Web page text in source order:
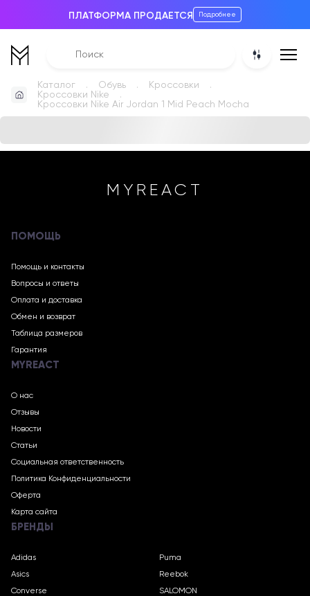
ПЛАТФОРМА ПРОДАЕТСЯ Подробнее
Каталог Обувь
Кроссовки
Кроссовки Nike
Кроссовки Nike Air Jordan 1 Mid Peach Mocha
MYREACT
ПОМОЩЬ
Помощь и контакты
Вопросы и ответы
Оплата и доставка
Обмен и возврат
Таблица размеров
Гарантия
MYREACT
О нас
Отзывы
Новости
Статьи
Социальная ответственность
Политика Конфиденциальности
Оферта
Карта сайта
БРЕНДЫ
Adidas
Asics
Converse
Puma
Reebok
SALOMON